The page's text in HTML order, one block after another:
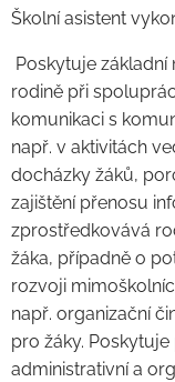
Školní asistent
Poskytuje
rodině při
komunikaci s
např. v aktivitách
docházky žáků,
zajištění přenosu
zprostředkovává
žáka, případně o
rozvoji
např. organizační
pro žáky.
administrativní a